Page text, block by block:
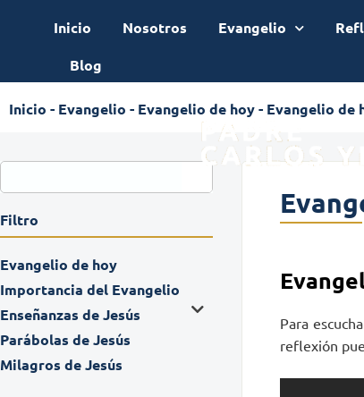
Inicio Nosotros Evangelio
Blog
Inicio - Evangelio - Evangelio de hoy- Evangelio de
Filtro
Evangelio de hoy
Importancia del Evangelio
Enseñanzas de Jesús
Parábolas de Jesús
Milagros de Jesús
Para
reflexión